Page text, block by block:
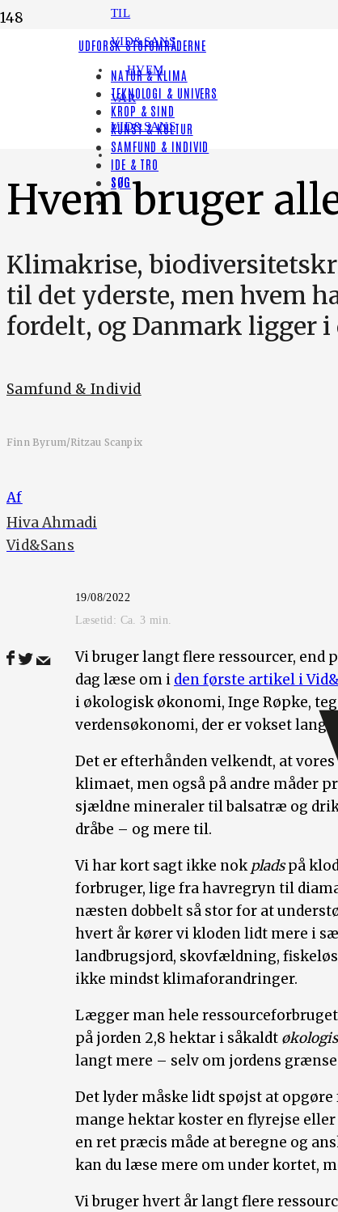
TIL
VID&SANS
HVEM
VAR
VID&SANS
UDFORSK STOFOMRÅDERNE
NATUR & KLIMA
TEKNOLOGI & UNIVERS
KROP & SIND
KUNST & KULTUR
SAMFUND & INDIVID
IDE & TRO
SØG
LYT TIL HISTORIEN
[render_share_by]
KRISER OG KNAPHED
Hvem bruger
Klimakrise,
til det yderste, men hvem
fordelt, og Danmark ligger i
Samfund & Individ
Finn Byrum/Ritzau Scanpix
Af
Hiva Ahmadi
Vid&Sans
19/08/2022
Læsetid: Ca. 3 min.
Vi bruger langt flere ressourcer, end
dag læse om i den første artikel i
i økologisk økonomi, Inge Røpke,
verdensøkonomi, der er vokset langt
Det er efterhånden velkendt, at
klimaet, men også på andre måder
sjældne mineraler til balsatræ og
dråbe – og mere til.
Vi har kort sagt ikke nokpladspå
forbruger, lige fra havregryn til
næsten dobbelt så stor for at
hvert år kører vi kloden lidt mere i
landbrugsjord, skovfældning,
ikke mindst klimaforandringer.
Lægger man hele
på jorden 2,8 hektar i såkaldt
langt mere – selv om jordens grænse
Det lyder måske lidt spøjst at
mange hektar koster en flyrejse
en ret præcis måde at beregne og
kan du læse mere om under kortet,
Vi bruger hvert år langt flere